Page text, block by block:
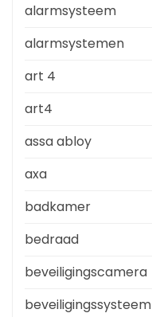
alarmsysteem
alarmsystemen
art 4
art4
assa abloy
axa
badkamer
bedraad
beveiligingscamera
beveiligingssysteem